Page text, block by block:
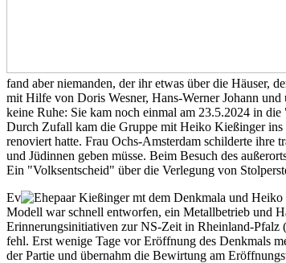
fand aber niemanden, der ihr etwas über die Häuser,
mit Hilfe von Doris Wesner, Hans-Werner Johann
keine Ruhe: Sie kam noch einmal am 23.5.2024 in
Durch Zufall kam die Gruppe mit Heiko Kießinger ins
renoviert hatte. Frau Ochs-Amsterdam schilderte ihre
und Jüdinnen geben müsse. Beim Besuch des
Ein "Volksentscheid" über die Verlegung von
Ev
a und Heiko
Modell war schnell entworfen, ein Metallbetrieb und
Erinnerungsinitiativen zur NS-Zeit in Rheinland-Pfalz
fehl. Erst wenige Tage vor Eröffnung des Denkmals
der Partie und übernahm die Bewirtung am